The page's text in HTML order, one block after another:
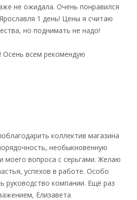
не ожидала. Очень понравился
1 день! Цены я считаю
но поднимать не надо!
всем рекомендую
коллектив магазина
необыкновенную
моего вопроса с серьгами. Желаю
успехов в работе. Особо
руководство компании. Ещё раз
Елизавета